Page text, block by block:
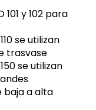
y 102 para
se utilizan
trasvase
se utilizan
baja a alta